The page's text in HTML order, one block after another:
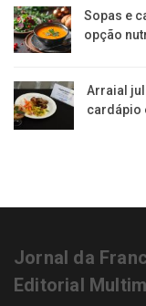
Sopas e
opção
Arraial
cardápio
Jornal da
Editorial